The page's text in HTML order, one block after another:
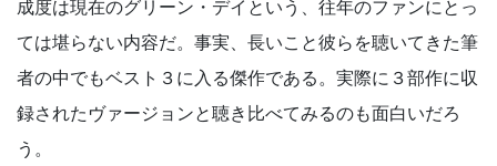
成度は現在のグリーン・デイという、往年のファンにとっ
ては堪らない内容だ。事実、長いこと彼らを聴いてきた筆
者の中でもベスト３に入る傑作である。実際に３部作に収
録されたヴァージョンと聴き比べてみるのも面白いだろ
う。